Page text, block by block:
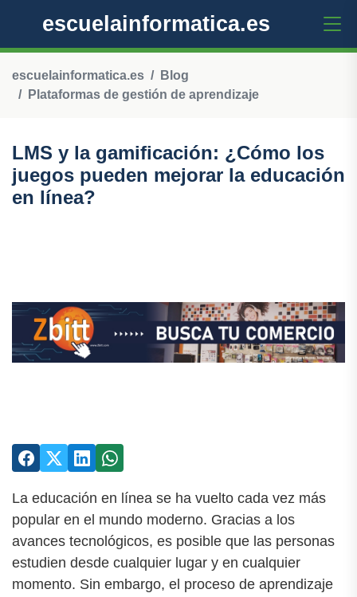
escuelainformatica.es
escuelainformatica.es
Blog
Plataformas de gestión de aprendizaje
LMS y la gamificación: ¿Cómo los
juegos pueden mejorar la educación
en línea?
La educación en línea se ha vuelto cada vez más
popular en el mundo moderno. Gracias a los
avances tecnológicos, es posible que las personas
estudien desde cualquier lugar y en cualquier
momento. Sin embargo, el proceso de aprendizaje